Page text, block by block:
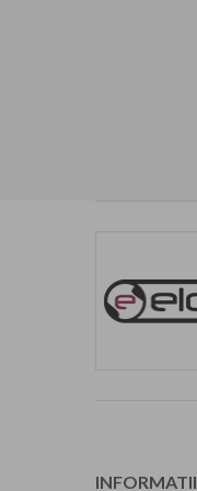
INFORMATII